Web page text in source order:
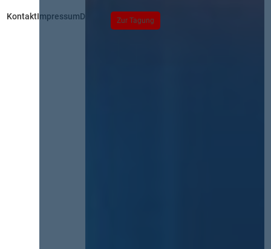
Zur Tagung
KontaktImpressumDatenschutz